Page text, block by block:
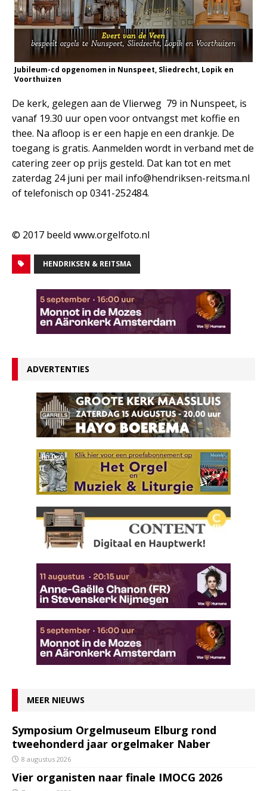
Jubileum-cd opgenomen in Nunspeet, Sliedrecht, Lopik en
Voorthuizen
De kerk, gelegen aan de Vlierweg 79 in Nunspeet, is
vanaf 19.30 uur open voor ontvangst met koffie en
thee. Na afloop is er een hapje en een drankje. De
toegang is gratis. Aanmelden wordt in verband met de
catering zeer op prijs gesteld. Dat kan tot en met
zaterdag 24 juni per mail info@hendriksen-reitsma.nl
of telefonisch op 0341-252484.
© 2017 beeld www.orgelfoto.nl
HENDRIKSEN & REITSMA
ADVERTENTIES
MEER NIEUWS
Symposium Orgelmuseum Elburg rond
tweehonderd jaar orgelmaker Naber
8 augustus 2026
Vier organisten naar finale IMOCG 2026